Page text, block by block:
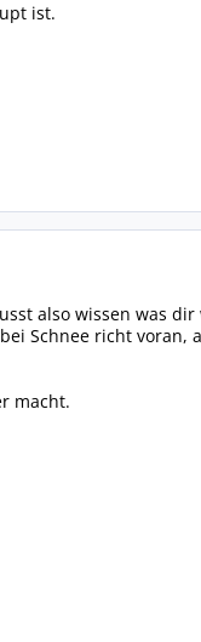
ist.
also wissen was
Schnee richt voran,
macht.